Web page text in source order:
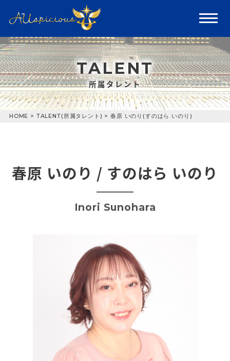
TALENT
所属タレント
HOME > TALENT(所属タレント) >春原 いのり(すのはら いのり)
春原 いのり / すのはら いのり
Inori Sunohara